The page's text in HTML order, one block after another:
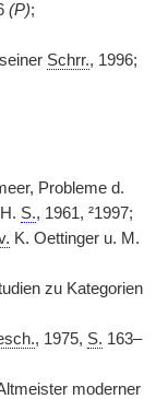
(P);
seiner Schrr., 1996;
Probleme d.
S., 1961, ²1997;
K. Oettinger u. M.
zu Kategorien
, 1975, S. 163–
moderner